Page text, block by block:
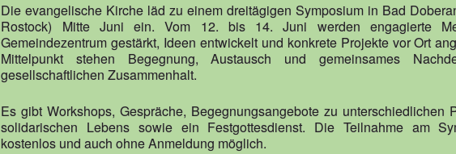
Die evangelische Kirche läd zu einem dreitägigen Symposium in Bad
Rostock) Mitte Juni ein. Vom 12. bis 14. Juni werden engagierte
Gemeindezentrum gestärkt, Ideen entwickelt und konkrete Projekte vor Ort
Mittelpunkt stehen Begegnung, Austausch und gemeinsames
gesellschaftlichen Zusammenhalt.
Es gibt Workshops, Gespräche, Begegnungsangebote zu unterschiedlichen
solidarischen Lebens sowie ein Festgottesdienst. Die Teilnahme am
kostenlos und auch ohne Anmeldung möglich.